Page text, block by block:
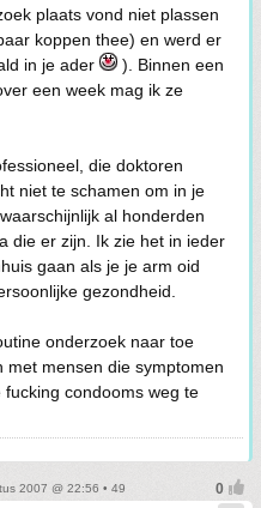
plaats vond niet plassen
koppen thee) en werd er
in je ader
). Binnen een
een week mag ik ze
die doktoren
niet te schamen om in je
al honderden
die er zijn. Ik zie het in ieder
gaan als je je arm oid
gezondheid.
onderzoek naar toe
met mensen die symptomen
condooms weg te
2007 @ 22:56 • 49